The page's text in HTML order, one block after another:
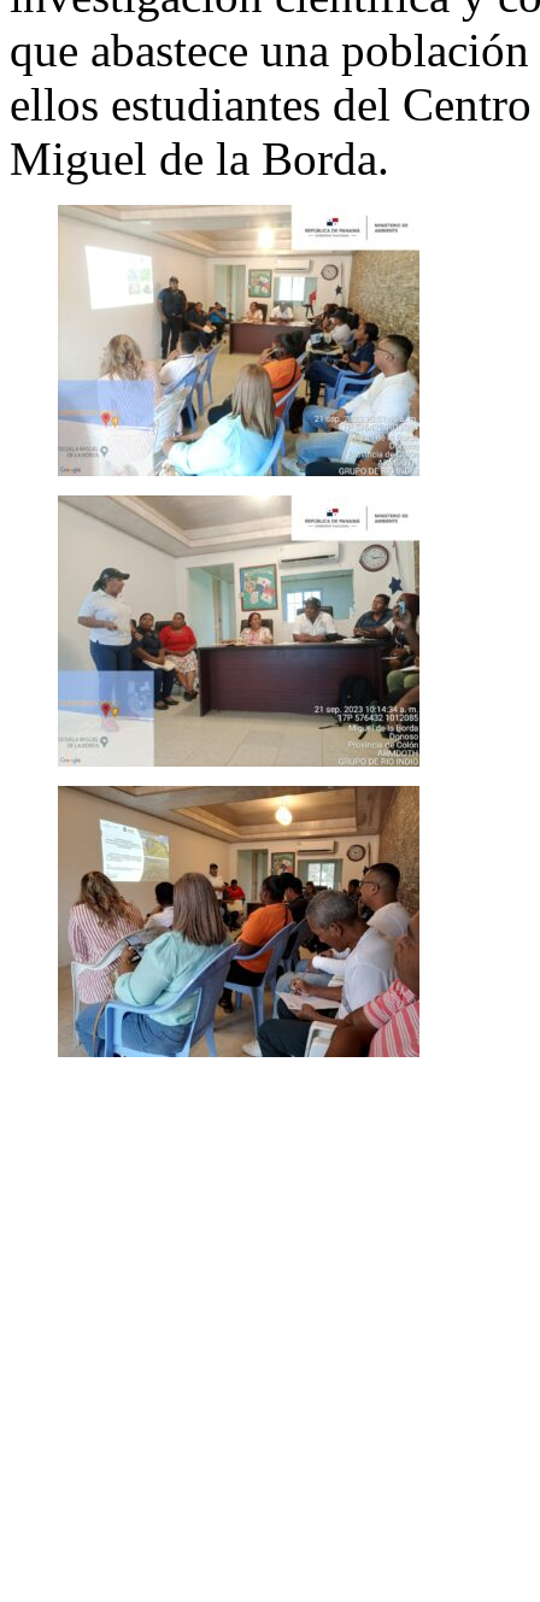
que abastece una
ellos estudiantes del
Miguel de la Borda.